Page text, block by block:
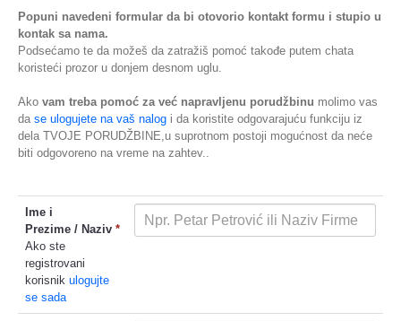
Popuni navedeni formular da bi otovorio kontakt formu i stupio u
kontak sa nama.
Podsećamo te da možeš da zatražiš pomoć takođe putem chata
koristeći prozor u donjem desnom uglu.
Ako vam treba pomoć za već napravljenu porudžbinu molimo vas
da se ulogujete na vaš nalog i da koristite odgovarajuću funkciju iz
dela TVOJE PORUDŽBINE,u suprotnom postoji mogućnost da neće
biti odgovoreno na vreme na zahtev..
Ime i
Prezime / Naziv *
Ako ste
registrovani
korisnik ulogujte
se sada